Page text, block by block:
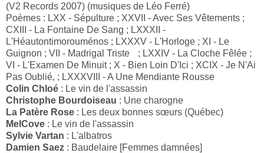
(V2 Records 2007) (musiques de Léo Ferré)
Poèmes : LXX - Sépulture ; XXVII - Avec Ses Vêtements ;
CXIII - La Fontaine De Sang ; LXXXII -
L'Héautontimorouménos ; LXXXV - L'Horloge ; XI - Le
Guignon ; VII - Madrigal Triste
; LXXIV - La Cloche Fêlée ;
VI - L'Examen De Minuit ; X - Bien Loin D'Ici ; XCIX - Je N'Ai
Pas Oublié, ; LXXXVIII - A Une Mendiante Rousse
Colin Chloé : Le vin de l'assassin
Christophe Bourdoiseau : Une charogne
La Patère Rose : Les deux bonnes sœurs (Québec)
MelCove : Le vin de l'assassin
Sylvie Vartan : L'albatros
Damien Saez : Baudelaire [Femmes damnées]